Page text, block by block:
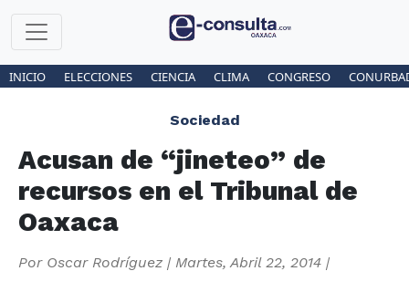
INICIO ELECCIONES CIENCIA CLIMA CONGRESO
Sociedad
Acusan de “jineteo” de
recursos en el Tribunal de
Oaxaca
Por Oscar Rodríguez | Martes, Abril 22, 2014 |